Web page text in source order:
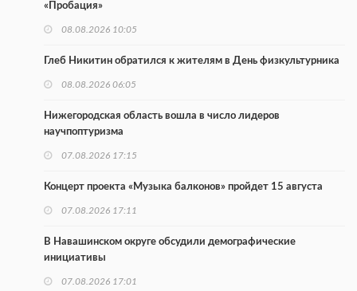
«Пробация»
08.08.2026 10:05
Глеб Никитин обратился к жителям в День физкультурника
08.08.2026 06:05
Нижегородская область вошла в число лидеров
научпоптуризма
07.08.2026 17:15
Концерт проекта «Музыка балконов» пройдет 15 августа
07.08.2026 17:11
В Навашинском округе обсудили демографические
инициативы
07.08.2026 17:01